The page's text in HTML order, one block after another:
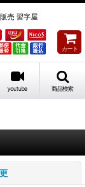
売 習字屋
カート
youtube 商品検索